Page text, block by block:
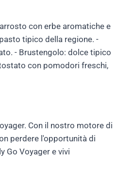
con erbe aromatiche e
tipico della regione. -
- Brustengolo: dolce tipico
con pomodori freschi,
Con il nostro motore di
perdere l'opportunità di
Go Voyager e vivi